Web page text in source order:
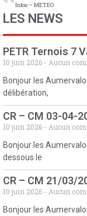
Infos – METEO
LES NEWS
PETR Ternois 7
10 juin 2026
Aucun
Bonjour les
délibération,
CR – CM 03-04-
10 juin 2026
Aucun
Bonjour les
dessous le
CR – CM 21/03/
10 juin 2026
Aucun
Bonjour les